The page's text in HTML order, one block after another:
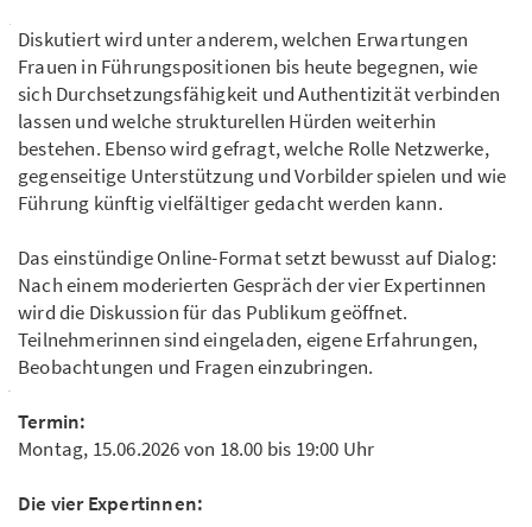
Diskutiert wird unter anderem, welchen Erwartungen
Frauen in Führungspositionen bis heute begegnen, wie
sich Durchsetzungsfähigkeit und Authentizität verbinden
lassen und welche strukturellen Hürden weiterhin
bestehen. Ebenso wird gefragt, welche Rolle Netzwerke,
gegenseitige Unterstützung und Vorbilder spielen und wie
Führung künftig vielfältiger gedacht werden kann.
Das einstündige Online-Format setzt bewusst auf Dialog:
Nach einem moderierten Gespräch der vier Expertinnen
wird die Diskussion für das Publikum geöffnet.
Teilnehmerinnen sind eingeladen, eigene Erfahrungen,
Beobachtungen und Fragen einzubringen.
Termin:
Montag, 15.06.2026 von 18.00 bis 19:00 Uhr
Die vier Expertinnen: